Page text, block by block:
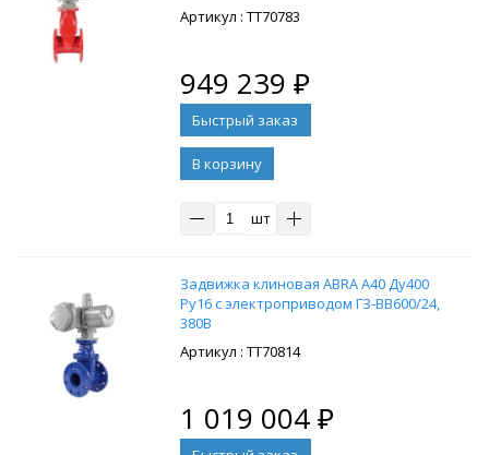
: ТТ70783
949 239 ₽
В корзину
шт
Задвижка клиновая ABRA A40 Ду400
Ру16 с электроприводом ГЗ-ВВ600/24,
380В
: ТТ70814
1 019 004₽